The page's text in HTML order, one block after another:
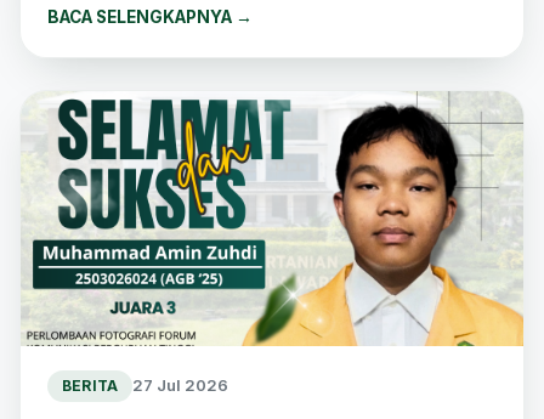
BACA SELENGKAPNYA →
BERITA 27 Jul 2026